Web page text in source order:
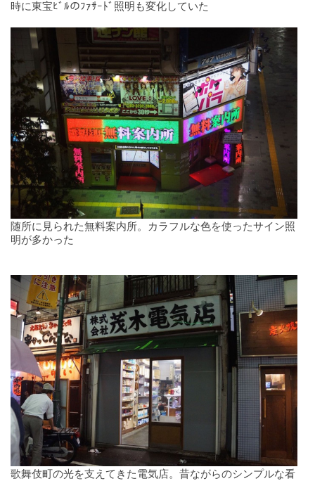
時に東宝ﾋﾞﾙのﾌｧｻｰﾄﾞ照明も変化していた
随所に見られた無料案内所。カラフルな色を使ったサイン照
明が多かった
歌舞伎町の光を支えてきた電気店。昔ながらのシンプルな看